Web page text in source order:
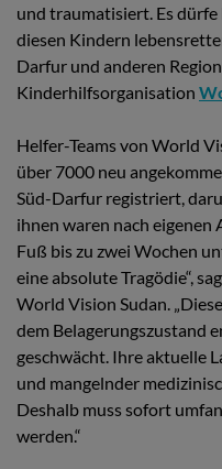
und traumatisiert. Es
diesen Kindern
Darfur und anderen
Kinderhilfsorganisation
Helfer-Teams von World
über 7000 neu
Süd-Darfur registriert,
ihnen waren nach eigenen
Fuß bis zu zwei Wochen
eine absolute Tragödie“,
World Vision Sudan.
dem Belagerungszustand
geschwächt. Ihre aktuelle
und mangelnder
Deshalb muss sofort
werden.“